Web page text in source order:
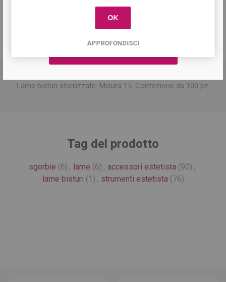
DESCRIZIONE
Lame bisturi sterilizzate. Misura 15. Confezione da 100 pz.
Tag del prodotto
sgorbie (6) , lame (6) , accessori estetista (90) ,
lame bisturi (1) , strumenti estetista (76)
OK
APPROFONDISCI